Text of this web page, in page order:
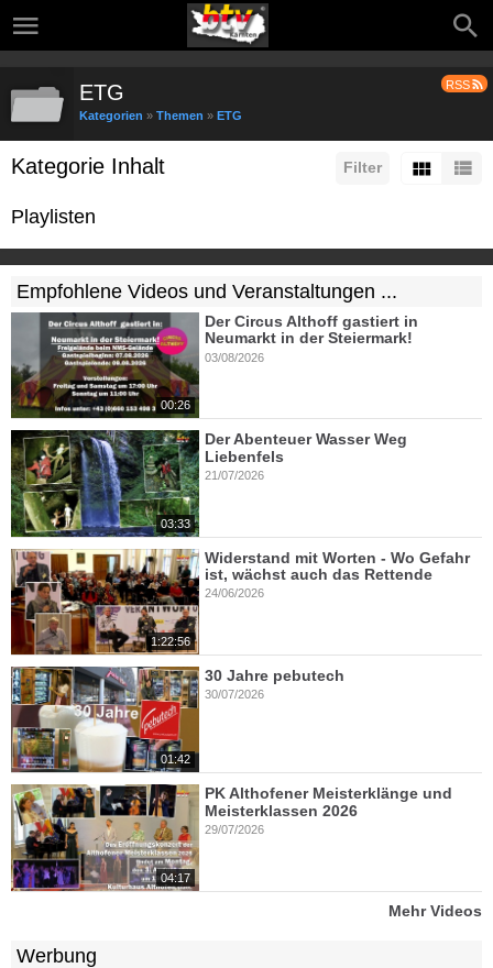
RSS
ETG
Kategorien » Themen » ETG
Filter
Kategorie Inhalt
Playlisten
Empfohlene Videos und Veranstaltungen ...
00:26
Der Circus Althoff gastiert in
Neumarkt in der Steiermark!
03/08/2026
03:33
Der Abenteuer Wasser Weg
Liebenfels
21/07/2026
1:22:56
Widerstand mit Worten - Wo Gefahr
ist, wächst auch das Rettende
24/06/2026
01:42
30 Jahre pebutech
30/07/2026
04:17
PK Althofener Meisterklänge und
Meisterklassen 2026
29/07/2026
Mehr Videos
Werbung